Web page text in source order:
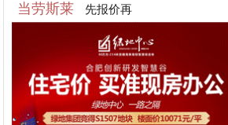
当劳斯莱
先报价再